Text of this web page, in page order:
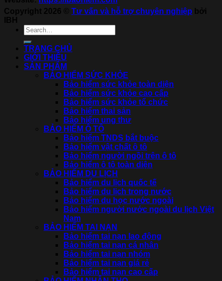
Copyright 2026 © Tư vấn và hỗ trợ chuyên nghiệp bởi
IBH
TRANG CHỦ
GIỚI THIỆU
SẢN PHẨM
BẢO HIỂM SỨC KHỎE
Bảo hiểm sức khỏe toàn diện
Bảo hiểm sức khỏe cao cấp
Bảo hiểm sức khỏe tổ chức
Bảo hiểm thai sản
Bảo hiểm ung thư
BẢO HIỂM Ô TÔ
Bảo hiểm TNDS bắt buộc
Bảo hiểm vật chất ô tô
Bảo hiểm người ngồi trên ô tô
Bảo hiểm ô tô toàn diện
BẢO HIỂM DU LỊCH
Bảo hiểm du lịch quốc tế
Bảo hiểm du lịch trong nước
Bảo hiểm du học nước ngoài
Bảo hiểm người nước ngoài du lịch Việt
Nam
BẢO HIỂM TAI NẠN
Bảo hiểm tai nạn lao động
Bảo hiểm tai nạn cá nhân
Bảo hiểm tai nạn nhóm
Bảo hiểm tai nạn giá rẻ
Bảo hiểm tai nạn cao cấp